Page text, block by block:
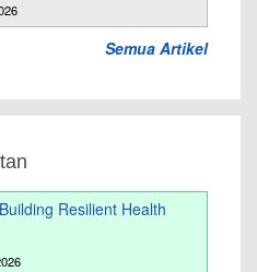
Semua Artikel
Resilient Health